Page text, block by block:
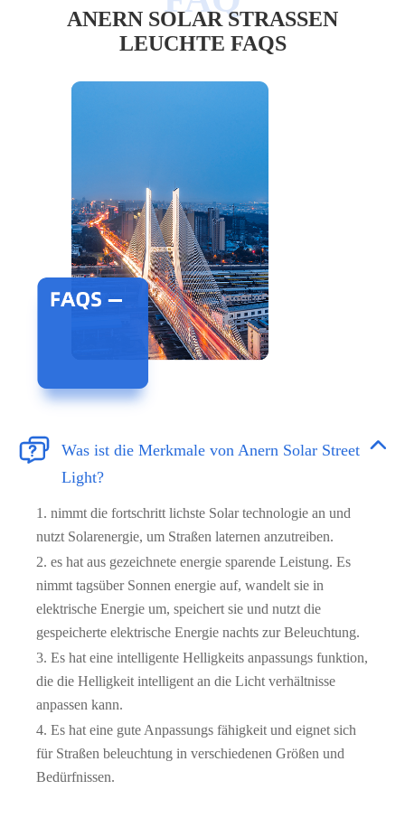
ANERN SOLAR STRASSEN L
EUCHTE FAQS

Was ist die Merkmale von Anern Solar Street
Light?

1. nimmt die fortschritt lichste Solar technologie an und
nutzt Solarenergie, um Straßen laternen anzutreiben.
2. es hat aus gezeichnete energie sparende Leistung. Es
nimmt tagsüber Sonnen energie auf, wandelt sie in
elektrische Energie um, speichert sie und nutzt die
gespeicherte elektrische Energie nachts zur Beleuchtung.
3. Es hat eine intelligente Helligkeits anpassungs funktion,
die die Helligkeit intelligent an die Licht verhältnisse
anpassen kann.
4. Es hat eine gute Anpassungs fähigkeit und eignet sich
für Straßen beleuchtung in verschiedenen Größen und
Bedürfnissen.